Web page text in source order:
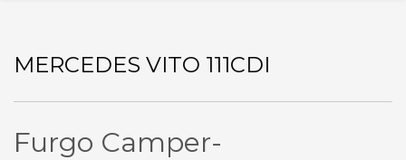
MERCEDES VITO 111CDI
Furgo Camper-